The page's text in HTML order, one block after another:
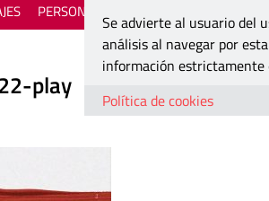
PERSONAJES
play
Se advierte al usuario del
análisis al navegar por
información estrictamente
Política de cookies